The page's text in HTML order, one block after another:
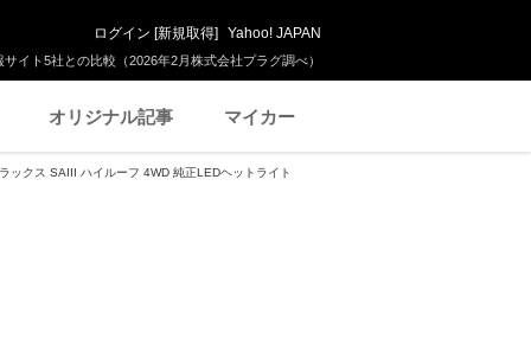
イト5社との比較（2026年2月株式会社プラグ調べ）
ログイン [新規取得] Yahoo! JAPAN
オリジナル記事 マイカー
ックス SAIII ハイルーフ 4WD 純正LEDヘットライト